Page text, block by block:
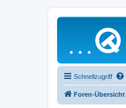
Schnellzugriff
Foren-Übersicht